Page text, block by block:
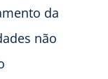
da
não